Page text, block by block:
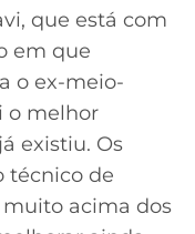
que está com
em que
o ex-meio-
o melhor
existiu. Os
técnico de
acima dos